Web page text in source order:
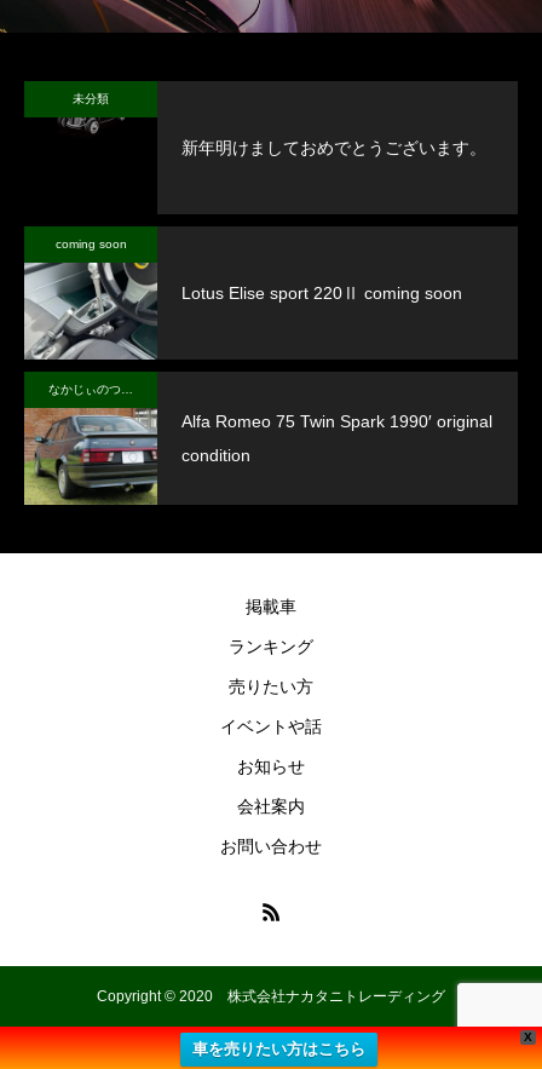
未分類
新年明けましておめでとうございます。
coming soon
Lotus Elise sport 220Ⅱ coming soon
Alfa Romeo 75 Twin Spark 1990′ original
condition
掲載車
ランキング
売りたい方
イベントや話
お知らせ
会社案内
お問い合わせ
Copyright © 2020 株式会社ナカタニトレーディング
X
車を売りたい方はこちら